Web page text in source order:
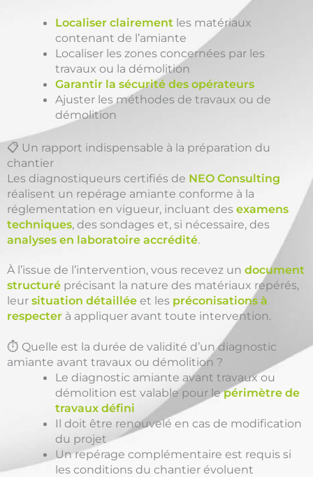
Localiser clairement les matériaux
contenant de l’amiante
Localiser les zones concernées par les
travaux ou la démolition
Garantir la sécurité des opérateurs
Ajuster les méthodes de travaux ou de
démolition
📋 Un rapport indispensable à la préparation du
chantier
Les diagnostiqueurs certifiés de NEO Consulting
réalisent un repérage amiante conforme à la
réglementation en vigueur, incluant des examens
techniques, des sondages et, si nécessaire, des
analyses en laboratoire accrédité.
À l’issue de l’intervention, vous recevez un document
structuré précisant la nature des matériaux repérés,
leur situation détaillée et les préconisations à
respecter à appliquer avant toute intervention.
⏱️ Quelle est la durée de validité d’un diagnostic
amiante avant travaux ou démolition ?
Le diagnostic amiante avant travaux ou
démolition est valable pour lepérimètre de
travaux défini
Il doit être renouvelé en cas de modification
du projet
Un repérage complémentaire est requis si
les conditions du chantier évoluent